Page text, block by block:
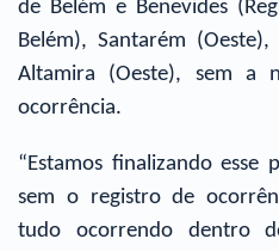
de Belém e Benevides
Belém), Santarém
Altamira (Oeste), sem a
ocorrência.
“Estamos finalizando
sem o registro de
tudo ocorrendo dentro